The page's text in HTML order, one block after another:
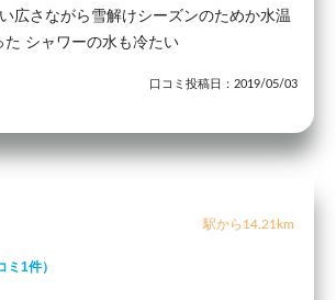
広さながら雪解けシーズンのためか水温
た シャワーの水も冷たい
口コミ投稿日：2019/05/03
駅から14.21km
ミ1件）